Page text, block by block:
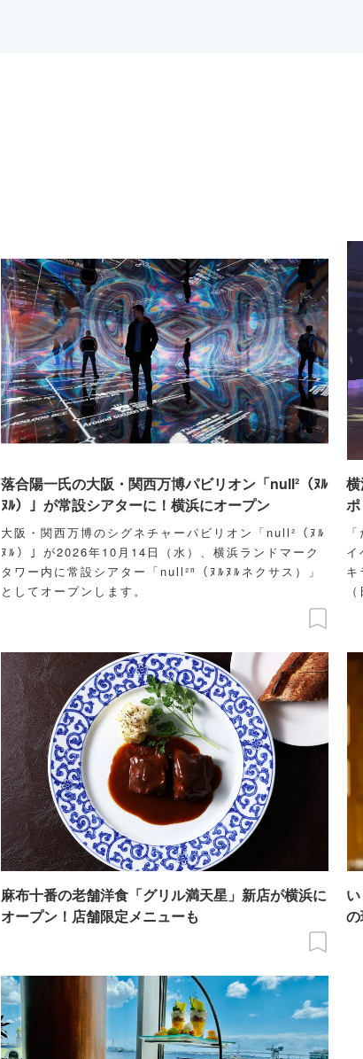
落合陽一氏の大阪・関西万博パビリオン「null²（ﾇﾙ
ﾇﾙ）」が常設シアターに！横浜にオープン
大阪・関西万博のシグネチャーパビリオン「null²（ﾇﾙ
ﾇﾙ）」が2026年10月14日（水）、横浜ランドマーク
タワー内に常設シアター「null²ⁿ（ﾇﾙﾇﾙネクサス）」
としてオープンします。
麻布十番の老舗洋食「グリル満天星」新店が横浜に
オープン！店舗限定メニューも